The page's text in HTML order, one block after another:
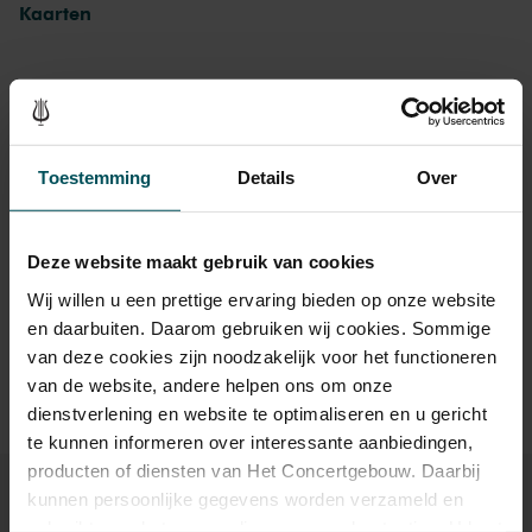
Toestemming Details Over
Deze website maakt gebruik van cookies
Wij willen u een prettige ervaring bieden op onze website
en daarbuiten. Daarom gebruiken wij cookies. Sommige
van deze cookies zijn noodzakelijk voor het functioneren
van de website, andere helpen ons om onze
dienstverlening en website te optimaliseren en u gericht
te kunnen informeren over interessante aanbiedingen,
producten of diensten van Het Concertgebouw. Daarbij
kunnen persoonlijke gegevens worden verzameld en
sazdeuntjes! Die tussen krautrock en regelrechte funk schipperende
Kaarten
Drankjes zijn bij de prijs inbegrepen. Ben je jonger dan 30
sprintkaarten
Prijzen zijn exclusief transactiekosten: € 5 per bestelling. Wilt
u rolstoelplaatsen bestellen? Mail naar
kassa@concertgebouw.nl of bel de Concertgebouwlijn op
020 – 671 83 45.